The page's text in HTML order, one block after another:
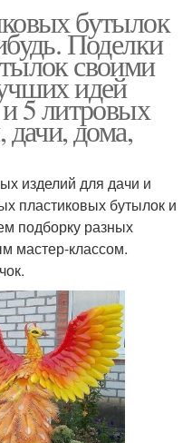
бутылок
Поделки
своими
идей
5 литровых
дачи, дома,
изделий для дачи и
пластиковых бутылок и
подборку разных
мастер-классом.